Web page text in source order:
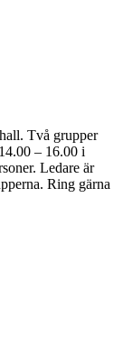
Två grupper
– 16.00 i
Ledare är
Ring gärna